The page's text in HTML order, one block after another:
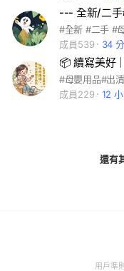
--- 全新/二
#全新 #二手 #
成員539
34
成員229
12
還有
用戶準則